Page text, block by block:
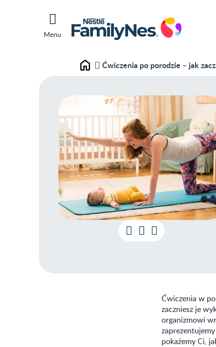
Menu
Home Ćwiczenia po porodzie – jak
Ćwiczenia w
zaczniesz je
organizmowi
pokażemy Ci,